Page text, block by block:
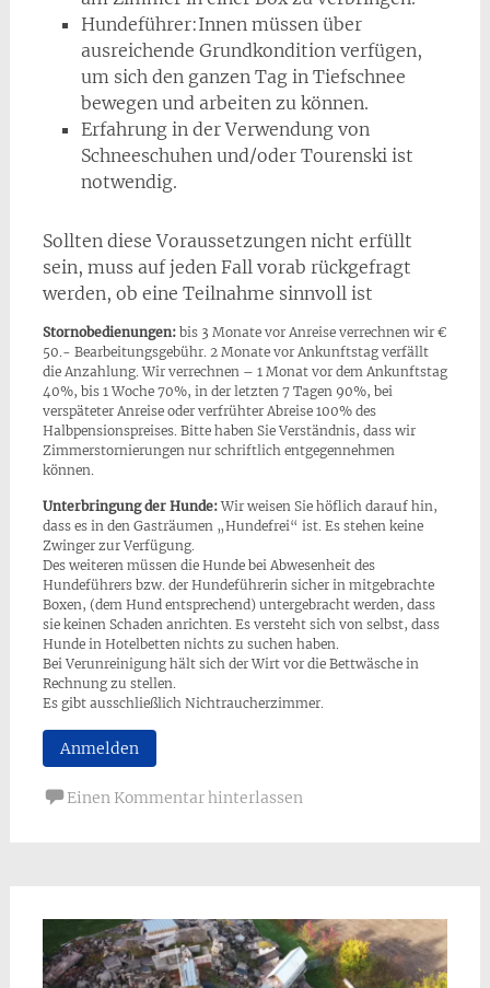
Hundeführer:Innen müssen über
ausreichende Grundkondition verfügen,
um sich den ganzen Tag in Tiefschnee
bewegen und arbeiten zu können.
Erfahrung in der Verwendung von
Schneeschuhen und/oder Tourenski ist
notwendig.
Sollten diese Voraussetzungen nicht erfüllt
sein, muss auf jeden Fall vorab rückgefragt
werden, ob eine Teilnahme sinnvoll ist
Stornobedienungen:bis 3 Monate vor Anreise verrechnen wir €
50.- Bearbeitungsgebühr. 2 Monate vor Ankunftstag verfällt
die Anzahlung. Wir verrechnen – 1 Monat vor dem Ankunftstag
40%, bis 1 Woche 70%, in der letzten 7 Tagen 90%, bei
verspäteter Anreise oder verfrühter Abreise 100% des
Halbpensionspreises. Bitte haben Sie Verständnis, dass wir
Zimmerstornierungen nur schriftlich entgegennehmen
können.
Unterbringung der Hunde:Wir weisen Sie höflich darauf hin,
dass es in den Gasträumen „Hundefrei“ ist. Es stehen keine
Zwinger zur Verfügung.
Des weiteren müssen die Hunde bei Abwesenheit des
Hundeführers bzw. der Hundeführerin sicher in mitgebrachte
Boxen, (dem Hund entsprechend) untergebracht werden, dass
sie keinen Schaden anrichten. Es versteht sich von selbst, dass
Hunde in Hotelbetten nichts zu suchen haben.
Bei Verunreinigung hält sich der Wirt vor die Bettwäsche in
Rechnung zu stellen.
Es gibt ausschließlich Nichtraucherzimmer.
Anmelden
Einen Kommentar hinterlassen